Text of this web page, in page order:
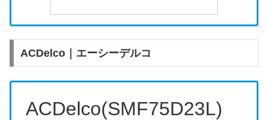
ACDelco｜エーシーデルコ
ACDelco(SMF75D23L)